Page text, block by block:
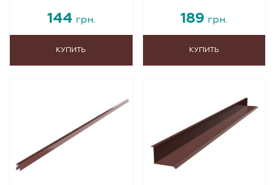
144 грн.
КУПИТЬ
189 грн.
КУПИТЬ